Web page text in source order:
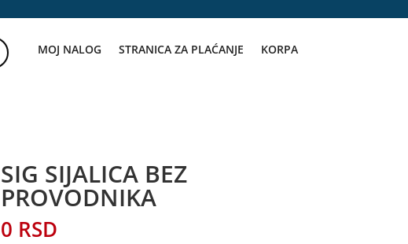
MOJ NALOG STRANICA ZA PLAĆANJE KORPA
SIG SIJALICA BEZ
PROVODNIKA
0 RSD